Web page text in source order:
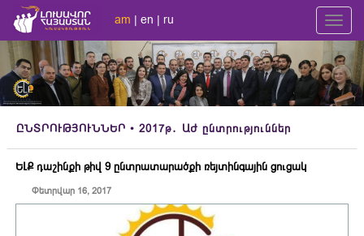
am | en | ru
ԸՆՏՐՈՒԹՅՈՒՆՆԵՐ • 2017թ․ ԱԺ ընտրություններ
ԵԼՔ դաշինքի թիվ 9 ընտրատարածքի ռեյտինգային ցուցակ
Փետրվար 16, 2017